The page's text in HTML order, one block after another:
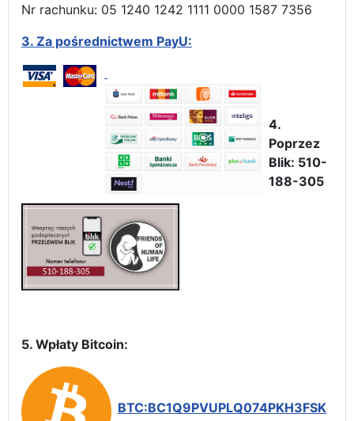
Nr rachunku: 05 1240 1242 1111 0000 1587 7356
3. Za pośrednictwem PayU:
4.
Poprzez
Blik: 510-
188-305
5. Wpłaty Bitcoin:
BTC:BC1Q9PVUPLQ074PKH3FSK